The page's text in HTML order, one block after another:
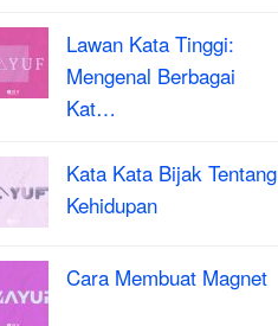
Lawan Kata Tinggi:
Mengenal Berbagai
Kat…
Kata Kata Bijak Tentang
Kehidupan
Cara Membuat Magnet